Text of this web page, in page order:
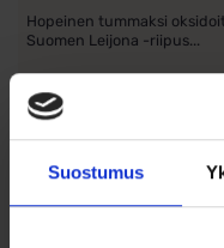
Suostumus
Hopeinen tummaksi
Suomen Leijona -riipus...
Lisää toivelistalle